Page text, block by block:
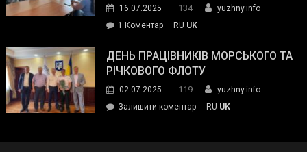
команда
укриття
16.07.2025 134
yuzhny.info
1 Коментардо
Південного
зустрілася
представниками
молодіжної
RU UK
ДЕНЬ ПРАЦІВНИКІВ МОРСЬКОГО ТА
РІЧКОВОГО ФЛОТУ
02.07.2025 119
yuzhny.info
Залишити коментарon
RU UK